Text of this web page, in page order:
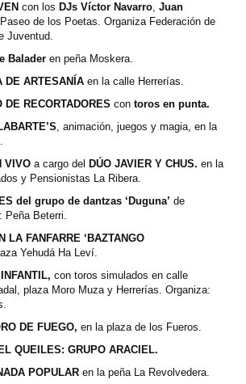
con los DJs Víctor Navarro, Juan
de los Poetas. Organiza Federación de
Juventud.
Balader en peña Moskera.
DE ARTESANÍA en la calle Herrerías.
DE RECORTADORES con toros en punta.
, animación, juegos y magia, en la
VIVO a cargo del DÚO JAVIER Y CHUS. en la
y Pensionistas La Ribera.
del grupo de dantzas ‘Duguna’ de
Peña Beterri.
LA FANFARRE ‘BAZTANGO
Yehudá Ha Leví.
con toros simulados en calle
plaza Moro Muza y Herrerías. Organiza:
DE FUEGO, en la plaza de los Fueros.
QUEILES: GRUPO ARACIEL.
POPULAR en la peña La Revolvedera.